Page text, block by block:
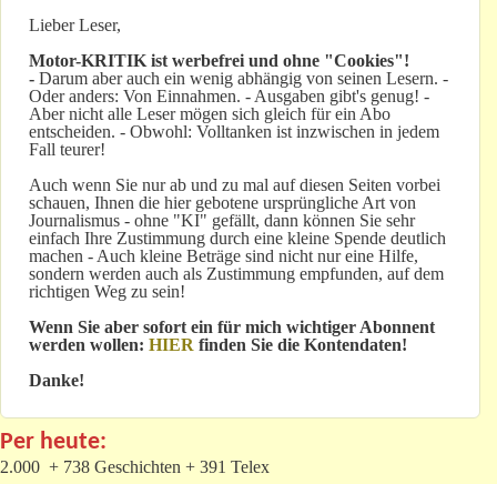
Lieber Leser,
Motor-KRITIK ist werbefrei und ohne "Cookies"!
- Darum aber auch ein wenig abhängig von seinen Lesern. -
Oder anders: Von Einnahmen. - Ausgaben gibt's genug! -
Aber nicht alle Leser mögen sich gleich für ein Abo
entscheiden. - Obwohl: Volltanken ist inzwischen in jedem
Fall teurer!
Auch wenn Sie nur ab und zu mal auf diesen Seiten vorbei
schauen, Ihnen die hier gebotene ursprüngliche Art von
Journalismus - ohne "KI" gefällt, dann können Sie sehr
einfach Ihre Zustimmung durch eine kleine Spende deutlich
machen - Auch kleine Beträge sind nicht nur eine Hilfe,
sondern werden auch als Zustimmung empfunden, auf dem
richtigen Weg zu sein!
Wenn Sie aber sofort ein für mich wichtiger Abonnent
werden wollen: HIER finden Sie die Kontendaten!
Danke!
Per heute:
2.000 + 738 Geschichten + 391 Telex